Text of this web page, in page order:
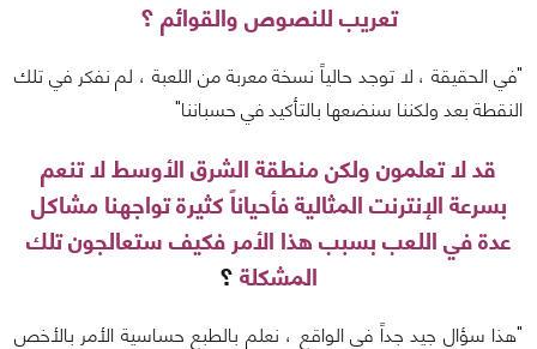
تعريب للنصوص والقوائم ؟
"في الحقيقة ، لا توجد حالياً نسخة معربة من اللعبة ، لم نفكر في تلك
النقطة بعد ولكننا سنضعها بالتأكيد في حسباننا"
قد لا تعلمون ولكن منطقة الشرق الأوسط لا تنعم
بسرعة الإنترنت المثالية فأحياناً كثيرة تواجهنا مشاكل
عدة في اللعب بسبب هذا الأمر فكيف ستعالجون تلك
المشكلة ؟
"هذا سؤال جيد جداً في الواقع ، نعلم بالطبع حساسية الأمر بالأخص